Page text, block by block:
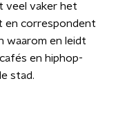
veel vaker het
en correspondent
waarom en leidt
en hiphop-
stad.